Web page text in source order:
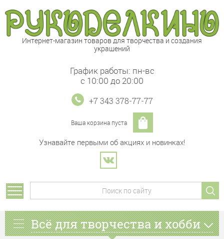
Интернет-магазин товаров для творчества и создания
украшений
Узнавайте первыми об акциях и новинках!
График работы: пн-вс
с 10:00 до 20:00
+7 343 378-77-77
Ваша корзина пуста
Всё для творчества и хобби